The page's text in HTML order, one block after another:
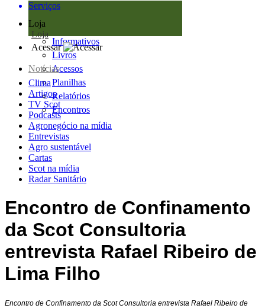
Serviços
Loja
Loja
Informativos
Livros
Acessos
Planilhas
Relatórios
Encontros
Acessar
Notícias
Clima
Artigos
TV Scot
Podcasts
Agronegócio na mídia
Entrevistas
Agro sustentável
Cartas
Scot na mídia
Radar Sanitário
Encontro de Confinamento
da Scot Consultoria
entrevista Rafael Ribeiro de
Lima Filho
Encontro de Confinamento da Scot Consultoria entrevista Rafael Ribeiro de